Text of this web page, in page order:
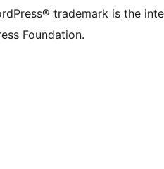
trademark is the
Foundation.